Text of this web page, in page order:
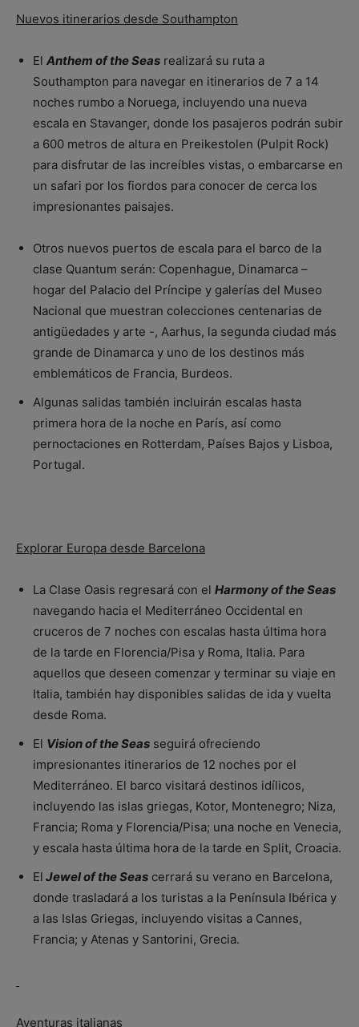
Nuevos itinerarios desde Southampton
El Anthem of the Seas realizará su ruta a
Southampton para navegar en itinerarios de 7 a 14
noches rumbo a Noruega, incluyendo una nueva
escala en Stavanger, donde los pasajeros podrán subir
a 600 metros de altura en Preikestolen (Pulpit Rock)
para disfrutar de las increíbles vistas, o embarcarse en
un safari por los fiordos para conocer de cerca los
impresionantes paisajes.
Otros nuevos puertos de escala para el barco de la
clase Quantum serán: Copenhague, Dinamarca –
hogar del Palacio del Príncipe y galerías del Museo
Nacional que muestran colecciones centenarias de
antigüedades y arte -, Aarhus, la segunda ciudad más
grande de Dinamarca y uno de los destinos más
emblemáticos de Francia, Burdeos.
Algunas salidas también incluirán escalas hasta
primera hora de la noche en París, así como
pernoctaciones en Rotterdam, Países Bajos y Lisboa,
Portugal.
Explorar Europa desde Barcelona
La Clase Oasis regresará con el Harmony of the Seas
navegando hacia el Mediterráneo Occidental en
cruceros de 7 noches con escalas hasta última hora
de la tarde en Florencia/Pisa y Roma, Italia. Para
aquellos que deseen comenzar y terminar su viaje en
Italia, también hay disponibles salidas de ida y vuelta
desde Roma.
El Vision of the Seas seguirá ofreciendo
impresionantes itinerarios de 12 noches por el
Mediterráneo. El barco visitará destinos idílicos,
incluyendo las islas griegas, Kotor, Montenegro; Niza,
Francia; Roma y Florencia/Pisa; una noche en Venecia,
y escala hasta última hora de la tarde en Split, Croacia.
El Jewel of the Seas cerrará su verano en Barcelona,
donde trasladará a los turistas a la Península Ibérica y
a las Islas Griegas, incluyendo visitas a Cannes,
Francia; y Atenas y Santorini, Grecia.
Aventuras italianas